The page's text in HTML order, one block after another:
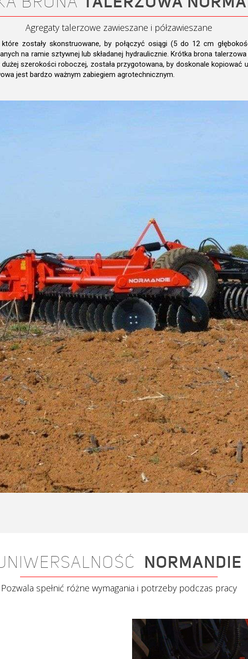
Agregaty talerzowe zawieszane i półzawieszane
zostały skonstruowane, by połączyć osiągi (5 do 12 cm
na ramie sztywnej lub składanej hydraulicznie. Krótka brona
szerokości roboczej, została przygotowana, by doskonale kopiować
jest bardzo ważnym zabiegiem agrotechnicznym.
NORMANDIE
Pozwala spełnić różne wymagania i potrzeby podczas pracy